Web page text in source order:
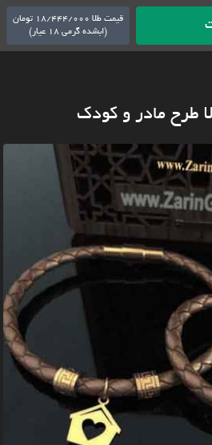
قیمت طلا 18/444/000 تومان
(ابشده گرمی 18 عیار)
طرح مادر و کودک